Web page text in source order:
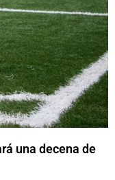
una decena de